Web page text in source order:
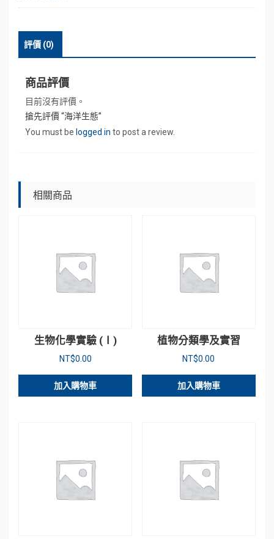
數
評價 (0)
商品評價
目前沒有評價。
搶先評價 “海洋生態”
You must be logged in to post a review.
相關商品
生物化學實驗 (Ⅰ)
NT$0.00
加入購物車
植物分類學及實習
NT$0.00
加入購物車